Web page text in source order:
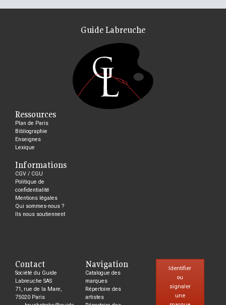
Guide Labreuche
Ressources
Plan de Paris
Bibliographie
Enseignes
Lexique
Informations
CGV / CGU
Politique de
confidentialité
Mentions légales
Qui sommes-nous ?
Ils nous soutiennent
Contact
Société du Guide
Labreuche SAS
71, rue de la Mare,
75020 Paris
Navigation
Catalogue des
marques
Répertoire des
artistes
Identifier
ou
signaler
une